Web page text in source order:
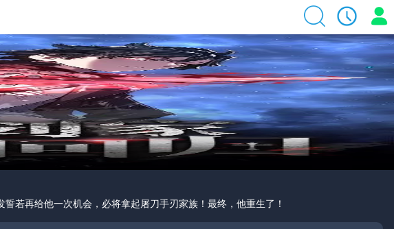
若再给他一次机会，必将拿起屠刀手刃家族！最终，他重生了！